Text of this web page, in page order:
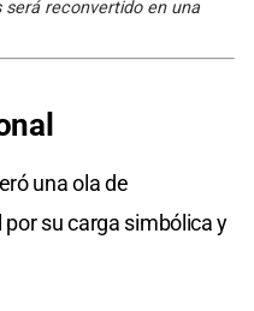
será reconvertido en una
una ola de
su carga simbólica y